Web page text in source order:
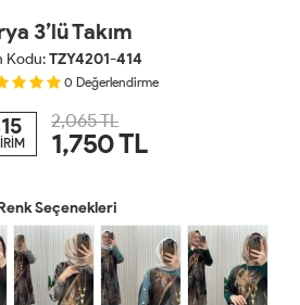
3’lü Takım
Kodu:TZY4201-414
0 Değerlendirme
2,065 TL
1,750TL
Seçenekleri